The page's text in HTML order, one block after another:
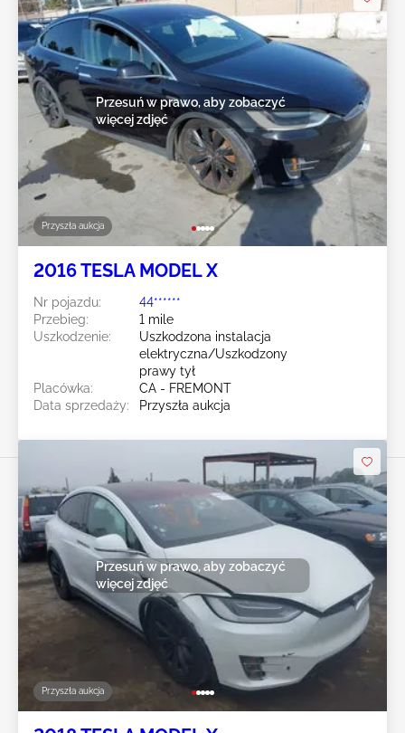
Przyszła aukcja
Przesuń w prawo, aby zobaczyć
więcej zdjęć
2016 TESLA MODEL X
Nr pojazdu:
44******
Przebieg:
1 mile
Uszkodzenie:
Uszkodzona instalacja
elektryczna/Uszkodzony
prawy tył
Placówka:
CA - FREMONT
Data sprzedaży:
Przyszła aukcja
Przyszła aukcja
Przesuń w prawo, aby zobaczyć
więcej zdjęć